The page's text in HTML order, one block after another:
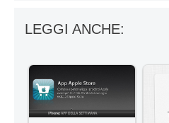
LEGGI ANCHE: